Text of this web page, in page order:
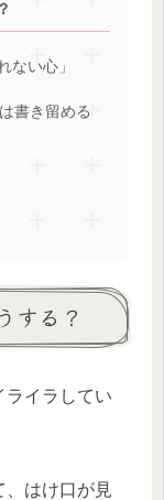
ない心」
書き留める
する？
ライラしてい
、はけ口が見